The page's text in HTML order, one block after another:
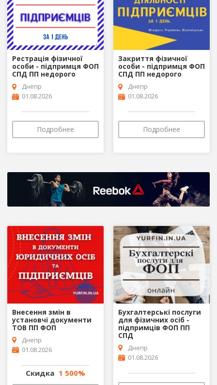
Рестрація фізичної
особи - підпримця ФОП
СПД ПП недорого
Днепр
01.08.2026
Подробнее
Закриття фізичної
особи - підпримця ФОП
СПД ПП недорого
Днепр
01.08.2026
Подробнее
Внесення змін в
установчі документи
ТОВ ПП ФОП
Днепр
01.08.2026
Скидка 1 500%
Бухгалтерські послуги
для фізичних осіб -
підпримців ФОП ПП
СПД
Днепр
01.08.2026